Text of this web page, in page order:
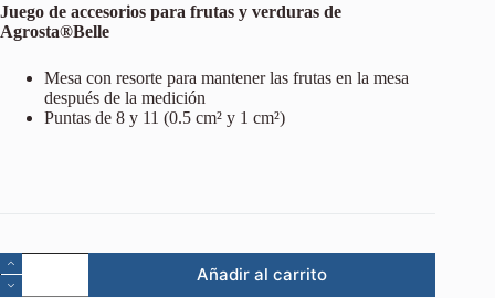
Juego de accesorios para frutas y verduras de
Agrosta®Belle
Mesa con resorte para mantener las frutas en la mesa
después de la medición
Puntas de 8 y 11 (0.5 cm² y 1 cm²)
Añadir al carrito